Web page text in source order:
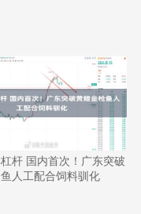
杆 国内首次！广东突破
人工配合饲料驯化